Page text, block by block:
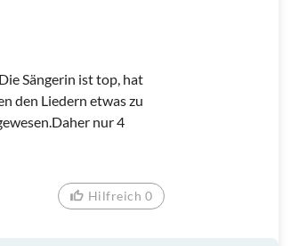
Sängerin ist top, hat
den Liedern etwas zu
nur 4
Hilfreich 0